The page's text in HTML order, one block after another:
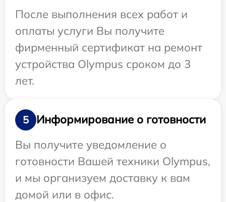
После выполнения всех работ и
оплаты услуги Вы получите
фирменный сертификат на ремонт
устройства Olympus сроком до 3
лет.
5
Информирование о готовности
Вы получите уведомление о
готовности Вашей техники Olympus,
и мы организуем доставку к вам
домой или в офис.